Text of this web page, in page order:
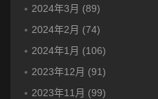
2024年3月 (89)
2024年2月 (74)
2024年1月 (106)
2023年12月 (91)
2023年11月 (99)